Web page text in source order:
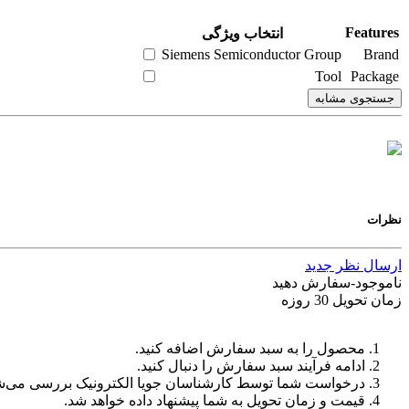
Features
انتخاب ویژگی
Brand
Siemens Semiconductor Group
Package
Tool
جستجوی مشابه
نظرات
ارسال نظر جدید
ناموجود-سفارش دهید
زمان تحویل 30 روزه
محصول را به سبد سفارش اضافه کنید.
ادامه فرآیند سبد سفارش را دنبال کنید.
درخواست شما توسط کارشناسان جویا الکترونیک بررسی
قیمت و زمان تحویل به شما پیشنهاد داده خواهد شد.